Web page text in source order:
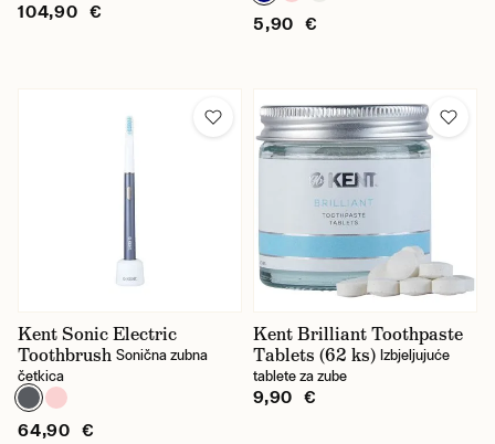
104,90 €
5,90 €
Kent Sonic Electric
Toothbrush Sonična zubna
četkica
64,90 €
Kent Brilliant Toothpaste
Tablets (62 ks) Izbjeljujuće
tablete za zube
9,90 €